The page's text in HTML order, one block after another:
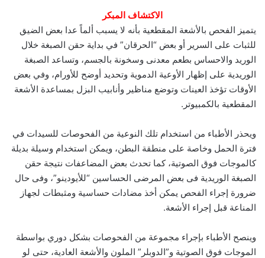
الاكتشاف المبكر
يتميز الفحص بالأشعة المقطعية بأنه لا يسبب ألماً عدا بعض الضيق
للثبات على السرير أو بعض “الحرقان” في بداية حقن الصبغة خلال
الوريد والاحساس بطعم معدنى وسخونة بالجسم، وتساعد الصبغة
الوريدية على إظهار الأوعية الدموية وتحديد أوضح للأورام، وفي بعض
الأوقات تؤخذ العينات وتوضع مناظير وأنابيب البزل بمساعدة الأشعة
المقطعية بالكمبيوتر.
ويحذر الأطباء من استخدام تلك النوعية من الفحوصات للسيدات في
فترة الحمل وخاصة على منطقة البطن، ويمكن استخدام وسيلة بديلة
كالموجات فوق الصوتية، كما تحدث بعض المضاعفات نتيجة حقن
الصبغة الوريدية فى بعض المرضى الحساسين “للأيودينو”، وفى حال
ضرورة إجراء الفحص يمكن أخذ مضادات حساسية ومثبطات لجهاز
المناعة قبل إجراء الأشعة.
وينصح الأطباء بإجراء مجموعة من الفحوصات بشكل دوري بواسطة
الموجات فوق الصوتية و”الدوبلر” الملون والأشعة العادية، حتى لو